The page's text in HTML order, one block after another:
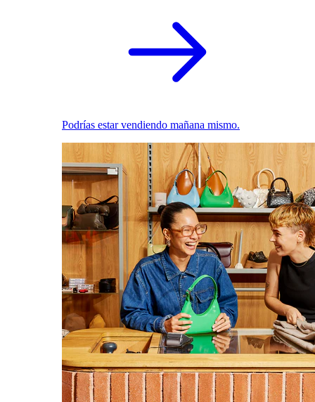
Podrías estar vendiendo mañana mismo.